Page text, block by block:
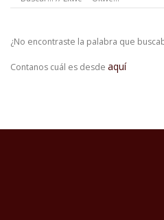
¿No encontraste la palabra que
Contanos cuál es desde aquí